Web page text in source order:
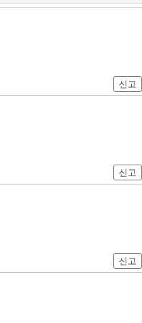
신고
신고
신고